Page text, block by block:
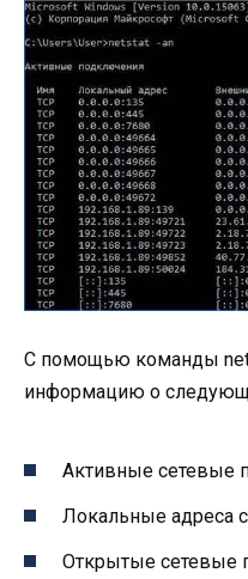
С помощью команды
информацию о
Активные сетевые
Локальные адреса
Открытые сетевые